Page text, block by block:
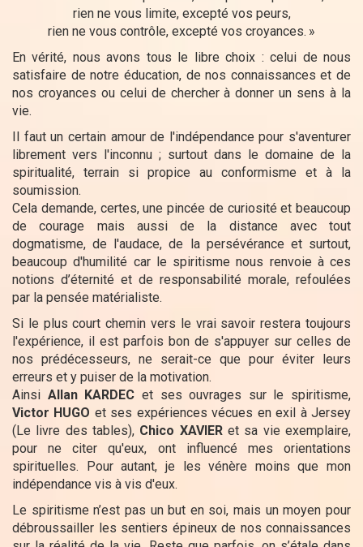
rien ne vous limite, excepté vos peurs,
rien ne vous contrôle, excepté vos croyances. »
En vérité, nous avons tous le libre choix : celui de nous
satisfaire de notre éducation, de nos connaissances et de
nos croyances ou celui de chercher à donner un sens à la
vie.
Il faut un certain amour de l'indépendance pour s'aventurer
librement vers l'inconnu ; surtout dans le domaine de la
spiritualité, terrain si propice au conformisme et à la
soumission.
Cela demande, certes, une pincée de curiosité et beaucoup
de courage mais aussi de la distance avec tout
dogmatisme, de l'audace, de la persévérance et surtout,
beaucoup d'humilité car le spiritisme nous renvoie à ces
notions d’éternité et de responsabilité morale, refoulées
par la pensée matérialiste.
Si le plus court chemin vers le vrai savoir restera toujours
l'expérience, il est parfois bon de s'appuyer sur celles de
nos prédécesseurs, ne serait-ce que pour éviter leurs
erreurs et y puiser de la motivation.
Ainsi Allan KARDEC et ses ouvrages sur le spiritisme,
Victor HUGO et ses expériences vécues en exil à Jersey
(Le livre des tables), Chico XAVIERet sa vie exemplaire,
pour ne citer qu'eux, ont influencé mes orientations
spirituelles. Pour autant, je les vénère moins que mon
indépendance vis à vis d'eux.
Le spiritisme n’est pas un but en soi, mais un moyen pour
débroussailler les sentiers épineux de nos connaissances